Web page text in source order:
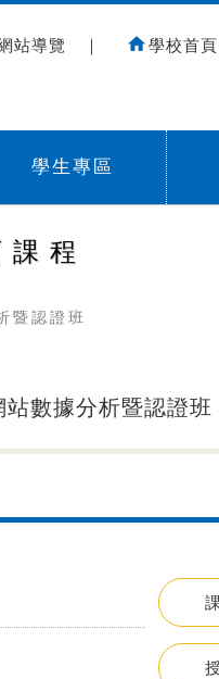
站導覽 ｜ 學校首頁
學生專區
程
認證班
數據分析暨認證班